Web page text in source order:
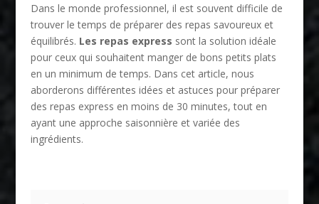
Dans le monde professionnel, il est souvent difficile de
trouver le temps de préparer des repas savoureux et
équilibrés. Les repas express sont la solution idéale
pour ceux qui souhaitent manger de bons petits plats
en un minimum de temps. Dans cet article, nous
aborderons différentes idées et astuces pour préparer
des repas express en moins de 30 minutes, tout en
ayant une approche saisonnière et variée des
ingrédients.